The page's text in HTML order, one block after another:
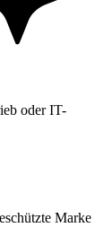
oder IT-
Marke